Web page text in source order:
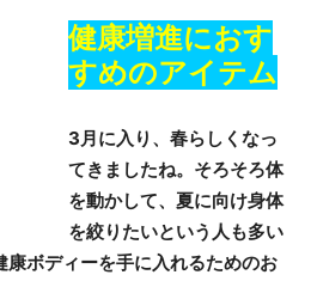
健康増進におす
すめのアイテム
3月に入り、春らしくなっ
てきましたね。そろそろ体
を動かして、夏に向け身体
を絞りたいという人も多い
ボディーを手に入れるためのお